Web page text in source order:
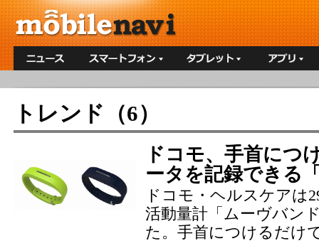
トレンド（6）
ドコモ、手首につ
ータを記録できる
ドコモ・ヘルスケアは
活動量計「ムーヴバン
た。手首につけるだけ